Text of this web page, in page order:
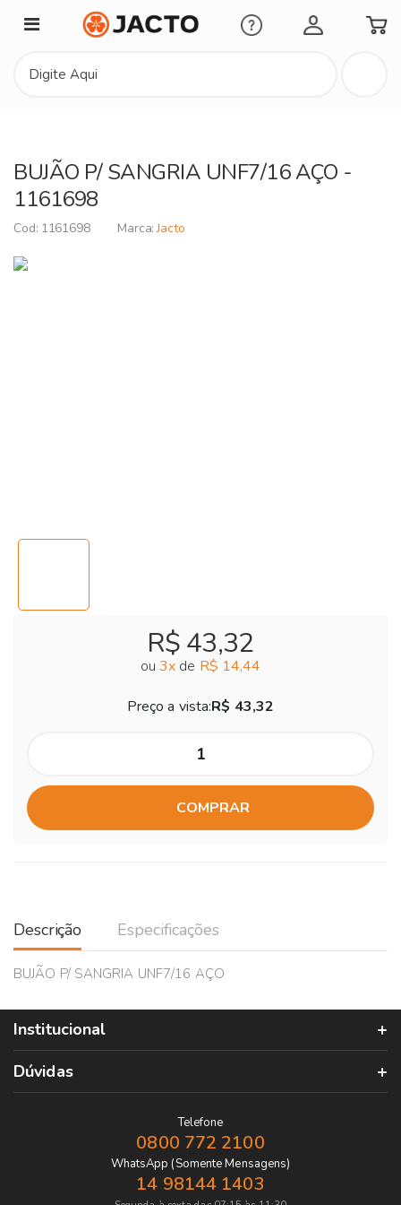
Minha Conta
BUJÃO P/ SANGRIA UNF7/16 AÇO -
1161698
1161698 Jacto
R$ 43,32
ou 3x de R$ 14,44
Preço a vista:R$ 43,32
COMPRAR
Descrição Especificações
BUJÃO P/ SANGRIA UNF7/16 AÇO
Institucional
Dúvidas
Telefone
0800 772 2100
WhatsApp (Somente Mensagens)
14 98144 1403